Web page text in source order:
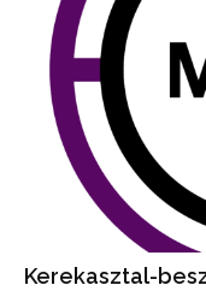
Kerekasztal-